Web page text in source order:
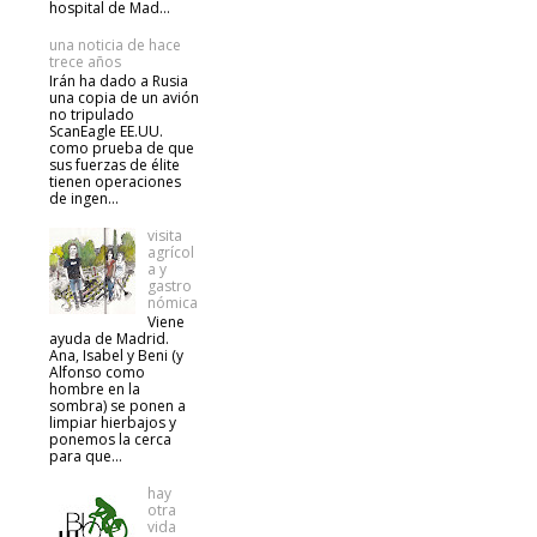
hospital de Mad...
una noticia de hace
trece años
Irán ha dado a Rusia
una copia de un avión
no tripulado
ScanEagle EE.UU.
como prueba de que
sus fuerzas de élite
tienen operaciones
de ingen...
visita
agrícol
a y
gastro
nómica
Viene
ayuda de Madrid.
Ana, Isabel y Beni (y
Alfonso como
hombre en la
sombra) se ponen a
limpiar hierbajos y
ponemos la cerca
para que...
hay
otra
vida